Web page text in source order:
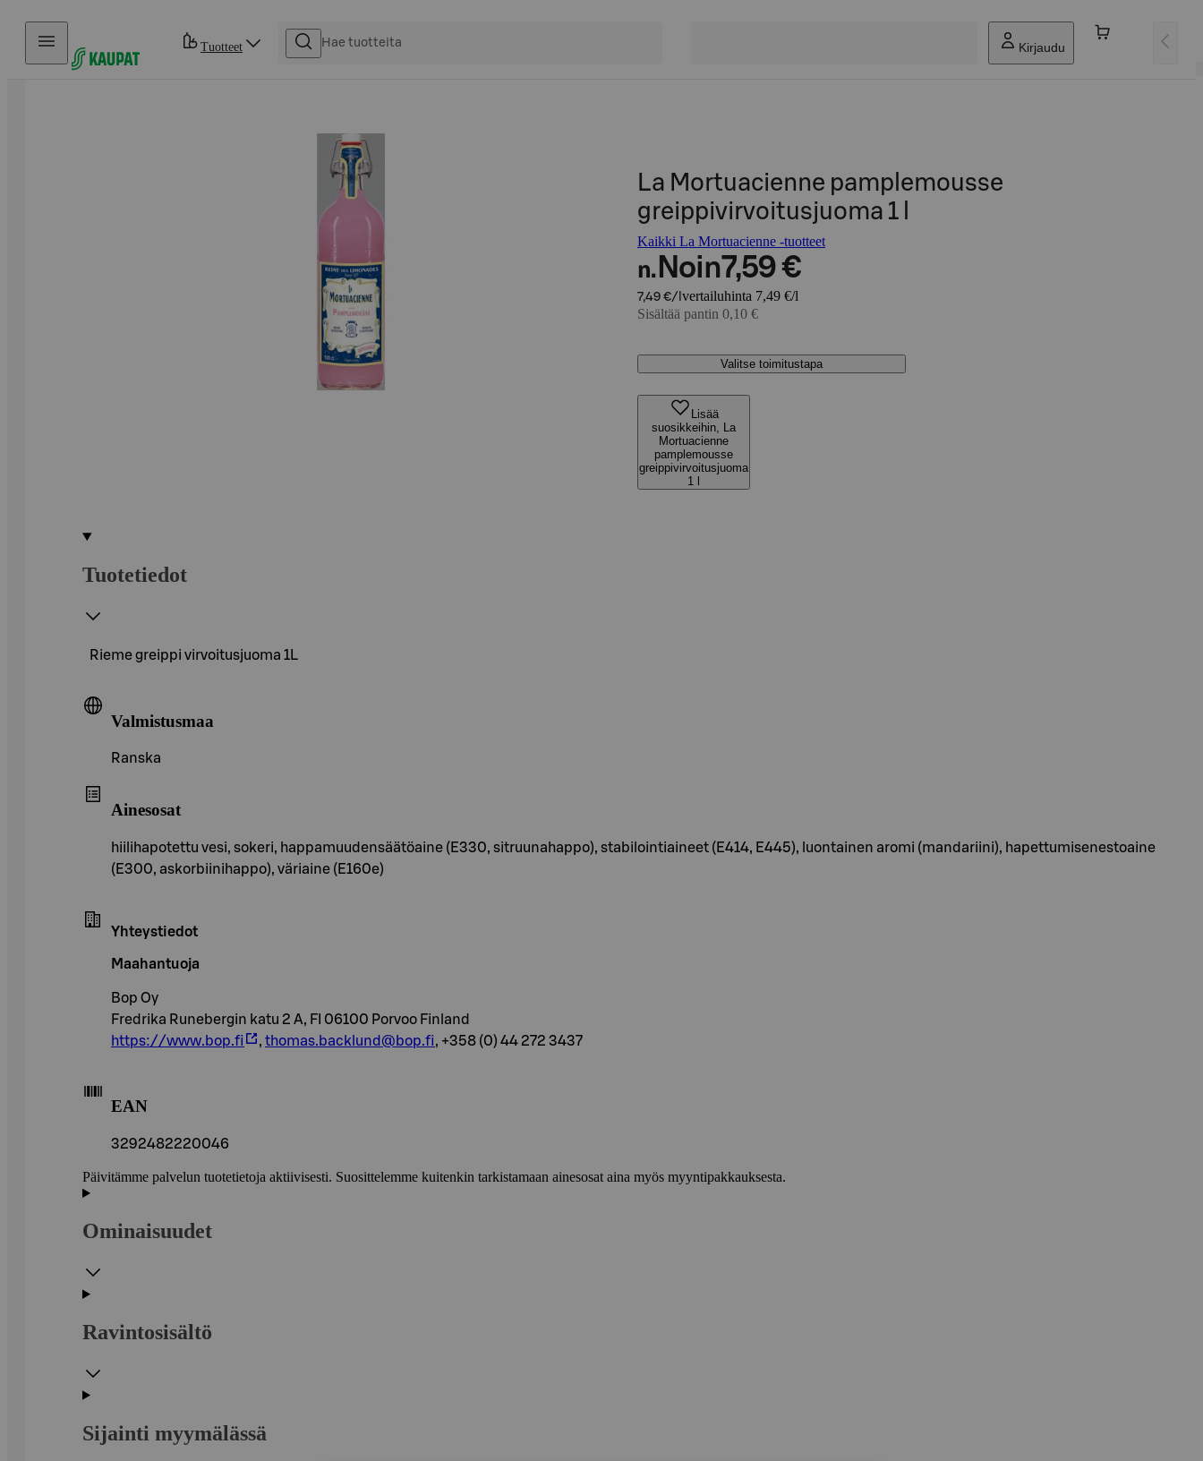
Hyppää sisältöön
Tuotteet Kirjaudu
La Mortuacienne pamplemousse
greippivirvoitusjuoma 1 l
Kaikki La Mortuacienne -tuotteet
n. Noin7,59 €
7,49 €/l vertailuhinta 7,49 €/l
Sisältää pantin 0,10 €
Valitse toimitustapa
Lisää
suosikkeihin, La
Mortuacienne
pamplemousse
greippivirvoitusjuoma
1 l
Tuotetiedot
Rieme greippi virvoitusjuoma 1L
Valmistusmaa
Ranska
Ainesosat
hiilihapotettu vesi, sokeri, happamuudensäätöaine (E330, sitruunahappo), stabilointiaineet (E414, E445), luontainen aromi (mandariini), hapettumisenestoaine
(E300, askorbiinihappo), väriaine (E160e)
Yhteystiedot
Maahantuoja
Bop Oy
Fredrika Runebergin katu 2 A, FI 06100 Porvoo Finland
https://www.bop.fi
, thomas.backlund@bop.fi, +358 (0) 44 272 3437
EAN
3292482220046
Päivitämme palvelun tuotetietoja aktiivisesti. Suosittelemme kuitenkin tarkistamaan ainesosat aina myös myyntipakkauksesta.
Ominaisuudet
Ravintosisältö
Sijainti myymälässä